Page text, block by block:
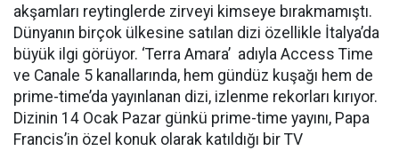
akşamları reytinglerde zirveyi kimseye bırakmamıştı.
Dünyanın birçok ülkesine satılan dizi özellikle İtalya’da
büyük ilgi görüyor. ‘Terra Amara’ adıyla Access Time
ve Canale 5 kanallarında, hem gündüz kuşağı hem de
prime-time’da yayınlanan dizi, izlenme rekorları kırıyor.
Dizinin 14 Ocak Pazar günkü prime-time yayını, Papa
Francis’in özel konuk olarak katıldığı bir TV